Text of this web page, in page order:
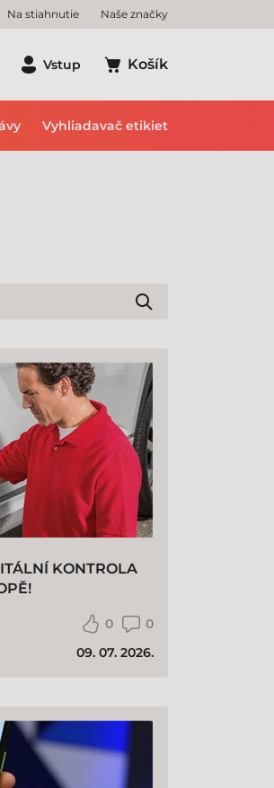
Na stiahnutie Naše značky
Vstup Košík
Vyhliadavač etikiet
KONTROLA
0 0
09. 07. 2026.